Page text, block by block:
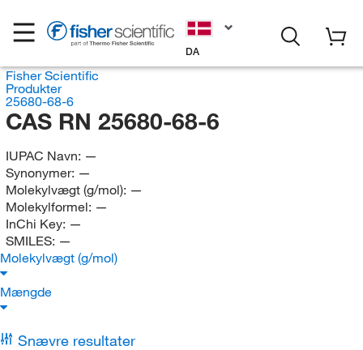
DA
Fisher Scientific
Produkter
25680-68-6
CAS RN 25680-68-6
IUPAC Navn: —
Synonymer: —
Molekylvægt (g/mol): —
Molekylformel: —
InChi Key: —
SMILES: —
Molekylvægt (g/mol)
Mængde
Snævre resultater